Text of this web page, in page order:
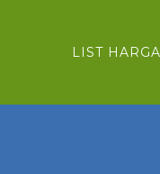
LIST